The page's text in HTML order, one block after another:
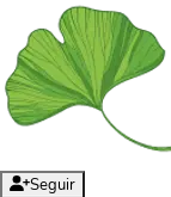
Seguir